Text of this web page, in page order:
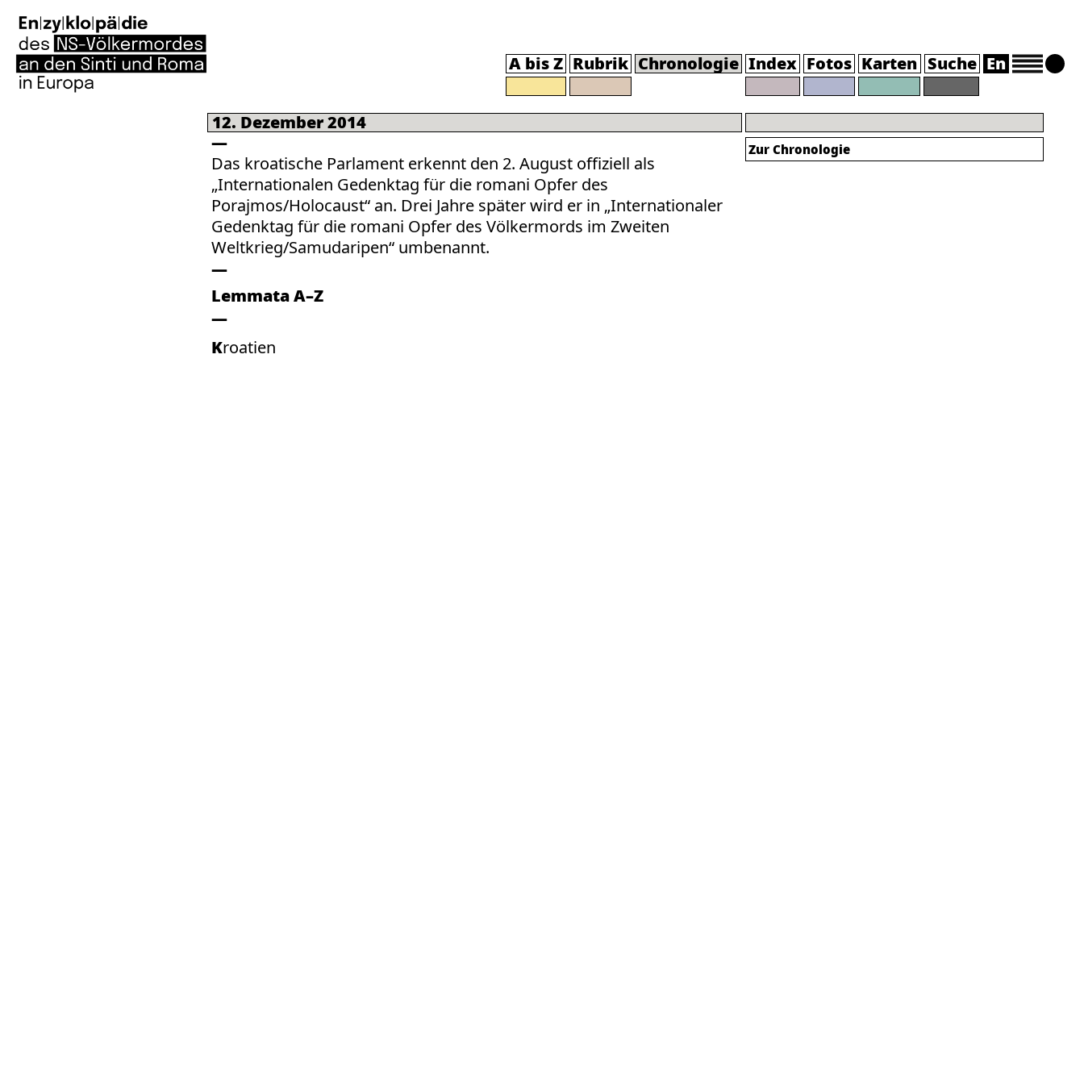
A bis Z Rubrik Chronologie Index Fotos Karten Suche En
12. Dezember 2014
Das kroatische Parlament erkennt den 2. August offiziell als
„Internationalen Gedenktag für die romani Opfer des
Porajmos/Holocaust“ an. Drei Jahre später wird er in „Internationaler
Gedenktag für die romani Opfer des Völkermords im Zweiten
Weltkrieg/Samudaripen“ umbenannt.
Lemmata A–Z
Kroatien
Zur Chronologie